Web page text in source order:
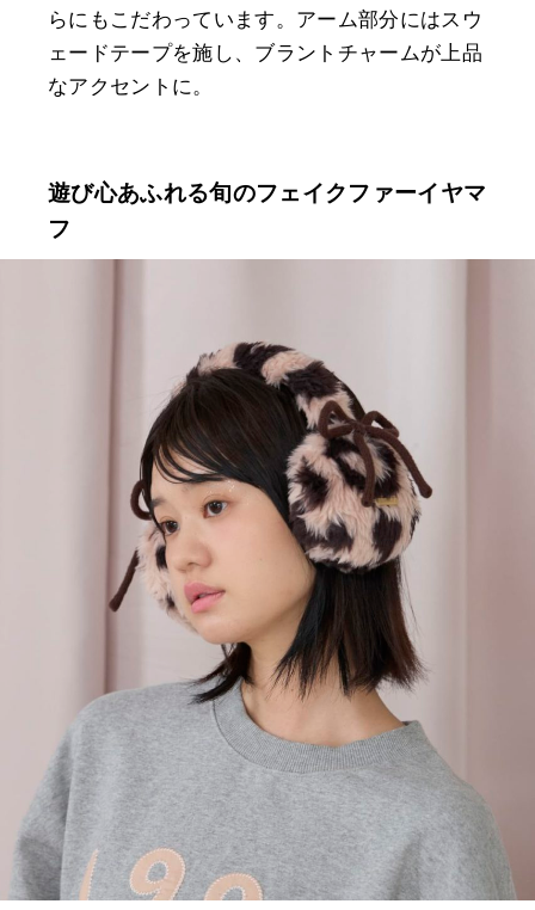
らにもこだわっています。アーム部分にはスウ
ェードテープを施し、ブラントチャームが上品
なアクセントに。
遊び心あふれる旬のフェイクファーイヤマ
フ